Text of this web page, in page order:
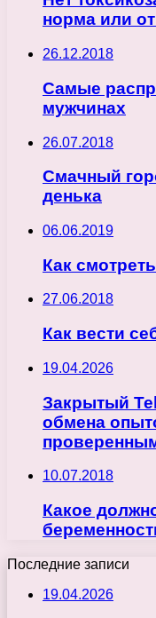
норма или
26.12.2018
Самые
мужчинах
26.07.2018
Смачный
денька
06.06.2019
Как
27.06.2018
Как вести
19.04.2026
Закрытый
обмена
10.07.2018
Какое
Последние записи
19.04.2026